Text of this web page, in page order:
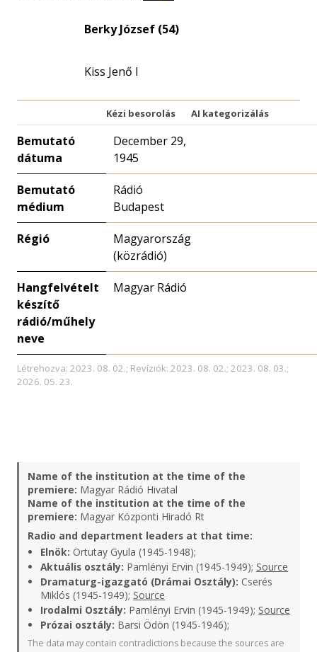
eloszlás
Berky József (54)
Kiss Jenő I
Kézi besorolás AI kategorizálás
Bemutató
dátuma
December 29,
1945
Bemutató
médium
Rádió
Budapest
Régió
Magyarország
(közrádió)
Hangfelvételt
készítő
rádió/műhely
neve
Magyar Rádió
Létrehozva: 2023. 08. 02.; Revíziók: 2023. 08. 02.; 2023. 08. 03.;
2026. 05. 23.
Name of the institution at the time of the
premiere: Magyar Rádió Hivatal
Name of the institution at the time of the
premiere: Magyar Központi Hiradó Rt
Radio and department leaders at that time:
Elnök: Ortutay Gyula (1945-1948);
Aktuális osztály: Pamlényi Ervin (1945-1949); Source
Dramaturg-igazgató (Drámai Osztály): Cserés
Miklós (1945-1949); Source
Irodalmi Osztály: Pamlényi Ervin (1945-1949); Source
Prózai osztály: Barsi Ödön (1945-1946);
The data may contain contradictions because the sources are